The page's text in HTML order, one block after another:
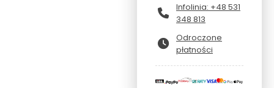
Infolinia: +48 531
348 813
Odroczone
płatności